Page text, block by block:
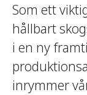
Som ett
hållbart
i en ny
inrymmer